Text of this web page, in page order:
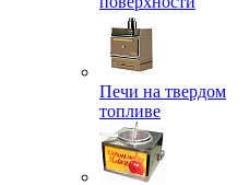
Печи на твердом
топливе